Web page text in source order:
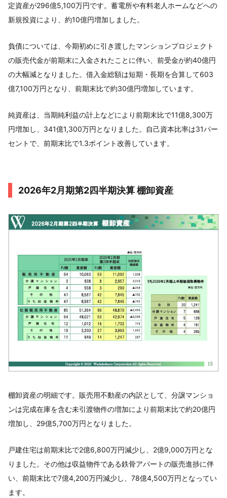
定資産が296億5,100万円です。蓄電所や有料老人ホームなどへの
新規投資により、約10億円増加しました。
負債については、今期初めに引き渡したマンションプロジェクト
の販売代金が前期末に入金されたことに伴い、前受金が約40億円
の大幅減となりました。借入金総額は短期・長期を合算して603
億7,100万円となり、前期末比で約30億円増加しています。
純資産は、当期純利益の計上などにより前期末比で11億8,300万
円増加し、341億1,300万円となりました。自己資本比率は31パー
セントで、前期末比で1.3ポイント改善しています。
2026年2月期第2四半期決算 棚卸資産
棚卸資産の明細です。販売用不動産の内訳として、分譲マンショ
ンは完成在庫を含む未引渡物件の増加により前期末比で約20億円
増加し、29億5,700万円となりました。
戸建住宅は前期末比で2億6,800万円減少し、2億9,000万円とな
りました。その他は収益物件である鉄骨アパートの販売進捗に伴
い、前期末比で7億4,200万円減少し、78億4,500万円となってい
ます。